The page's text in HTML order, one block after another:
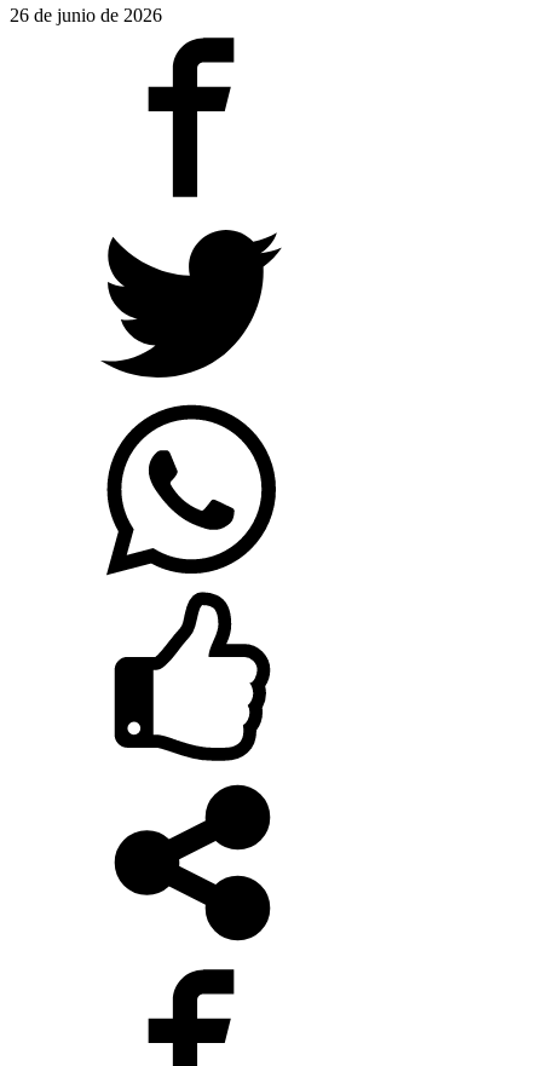
26 de junio de 2026